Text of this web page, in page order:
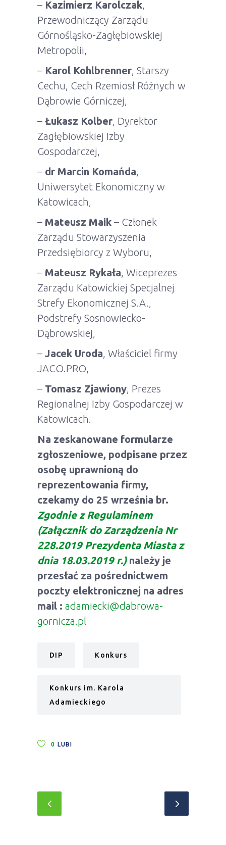
– Kazimierz Karolczak,
Przewodniczący Zarządu
Górnośląsko-Zagłębiowskiej
Metropolii,
– Karol Kohlbrenner, Starszy
Cechu, Cech Rzemiosł Różnych w
Dąbrowie Górniczej,
– Łukasz Kolber, Dyrektor
Zagłębiowskiej Izby
Gospodarczej,
– dr Marcin Komańda,
Uniwersytet Ekonomiczny w
Katowicach,
– Mateusz Maik – Członek
Zarządu Stowarzyszenia
Przedsiębiorcy z Wyboru,
– Mateusz Rykała, Wiceprezes
Zarządu Katowickiej Specjalnej
Strefy Ekonomicznej S.A.,
Podstrefy Sosnowiecko-
Dąbrowskiej,
– Jacek Uroda, Właściciel firmy
JACO.PRO,
– Tomasz Zjawiony, Prezes
Regionalnej Izby Gospodarczej w
Katowicach.
Na zeskanowane formularze
zgłoszeniowe, podpisane przez
osobę uprawnioną do
reprezentowania firmy,
czekamy do 25 września br.
Zgodnie z Regulaminem
(Załącznik do Zarządzenia Nr
228.2019 Prezydenta Miasta z
dnia 18.03.2019 r.)należy je
przesłać za pośrednictwem
poczty elektronicznej na adres
mail : adamiecki@dabrowa-
gornicza.pl
DIP Konkurs
Konkurs im. Karola
Adamieckiego
0 LUBI